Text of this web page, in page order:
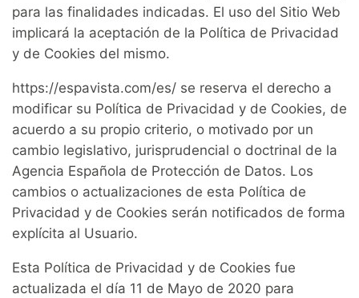
para las finalidades indicadas. El uso del Sitio Web
implicará la aceptación de la Política de Privacidad
y de Cookies del mismo.
https://espavista.com/es/ se reserva el derecho a
modificar su Política de Privacidad y de Cookies, de
acuerdo a su propio criterio, o motivado por un
cambio legislativo, jurisprudencial o doctrinal de la
Agencia Española de Protección de Datos. Los
cambios o actualizaciones de esta Política de
Privacidad y de Cookies serán notificados de forma
explícita al Usuario.
Esta Política de Privacidad y de Cookies fue
actualizada el día 11 de Mayo de 2020 para